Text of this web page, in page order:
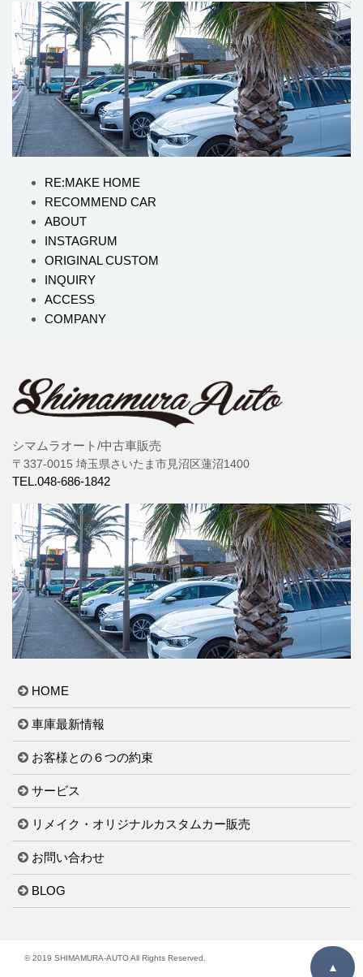
RE:MAKE HOME
RECOMMEND CAR
ABOUT
INSTAGRUM
ORIGINAL CUSTOM
INQUIRY
ACCESS
COMPANY
シマムラオート/中古車販売
〒337-0015 埼玉県さいたま市見沼区蓮沼1400
TEL.048-686-1842
HOME
車庫最新情報
お客様との６つの約束
サービス
リメイク・オリジナルカスタムカー販売
お問い合わせ
BLOG
© 2019 SHIMAMURA-AUTO All Rights Reserved.
▲